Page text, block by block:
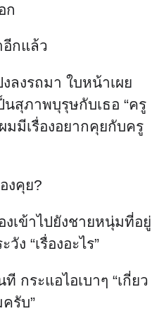
ก
อีกแล้ว
ลงรถมา ใบหน้าเผย
นสุภาพบุรุษกับเธอ “ครู
มีเรื่องอยากคุยกับครู
งคุย?
งเข้าไปยังชายหนุ่มที่อยู่
ง “เรื่องอะไร”
กระแอไอเบาๆ “เกี่ยว
รับ”